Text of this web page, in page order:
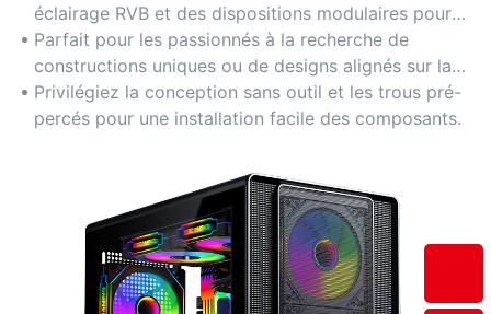
éclairage RVB et des dispositions modulaires pour
une esthétique personnalisée.
Parfait pour les passionnés à la recherche de
constructions uniques ou de designs alignés sur la
marque.
Privilégiez la conception sans outil et les trous pré-
percés pour une installation facile des composants.